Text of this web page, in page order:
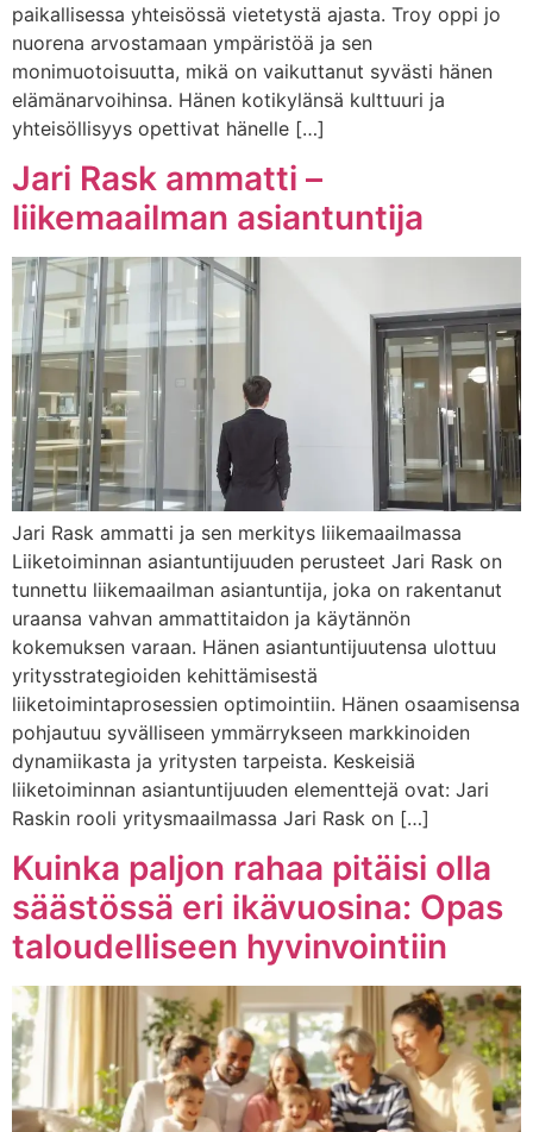
paikallisessa yhteisössä vietetystä ajasta. Troy oppi jo
nuorena arvostamaan ympäristöä ja sen
monimuotoisuutta, mikä on vaikuttanut syvästi hänen
elämänarvoihinsa. Hänen kotikylänsä kulttuuri ja
yhteisöllisyys opettivat hänelle […]
Jari Rask ammatti –
liikemaailman asiantuntija
Jari Rask ammatti ja sen merkitys liikemaailmassa
Liiketoiminnan asiantuntijuuden perusteet Jari Rask on
tunnettu liikemaailman asiantuntija, joka on rakentanut
uraansa vahvan ammattitaidon ja käytännön
kokemuksen varaan. Hänen asiantuntijuutensa ulottuu
yritysstrategioiden kehittämisestä
liiketoimintaprosessien optimointiin. Hänen osaamisensa
pohjautuu syvälliseen ymmärrykseen markkinoiden
dynamiikasta ja yritysten tarpeista. Keskeisiä
liiketoiminnan asiantuntijuuden elementtejä ovat: Jari
Raskin rooli yritysmaailmassa Jari Rask on […]
Kuinka paljon rahaa pitäisi olla
säästössä eri ikävuosina: Opas
taloudelliseen hyvinvointiin